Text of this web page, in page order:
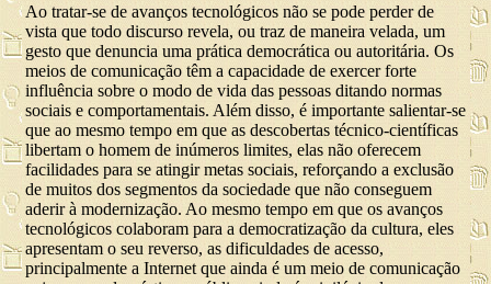
Ao tratar-se de avanços tecnológicos não se pode perder de
vista que todo discurso revela, ou traz de maneira velada, um
gesto que denuncia uma prática democrática ou autoritária. Os
meios de comunicação têm a capacidade de exercer forte
influência sobre o modo de vida das pessoas ditando normas
sociais e comportamentais. Além disso, é importante salientar-se
que ao mesmo tempo em que as descobertas técnico-científicas
libertam o homem de inúmeros limites, elas não oferecem
facilidades para se atingir metas sociais, reforçando a exclusão
de muitos dos segmentos da sociedade que não conseguem
aderir à modernização. Ao mesmo tempo em que os avanços
tecnológicos colaboram para a democratização da cultura, eles
apresentam o seu reverso, as dificuldades de acesso,
principalmente a Internet que ainda é um meio de comunicação